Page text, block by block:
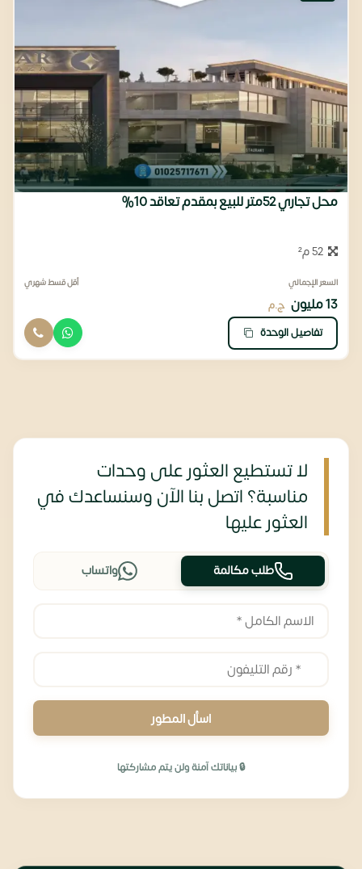
محل تجاري 52متر للبيع بمقدم تعاقد 10%
السعر الإجمالي
13 مليون ج.م
أقل قسط شهري
تفاصيل الوحدة
لا تستطيع العثور على وحدات
مناسبة؟ اتصل بنا الآن وسنساعدك في
العثور عليها
طلب مكالمة واتساب
اسأل المطور
🔒 بياناتك آمنة ولن يتم مشاركتها